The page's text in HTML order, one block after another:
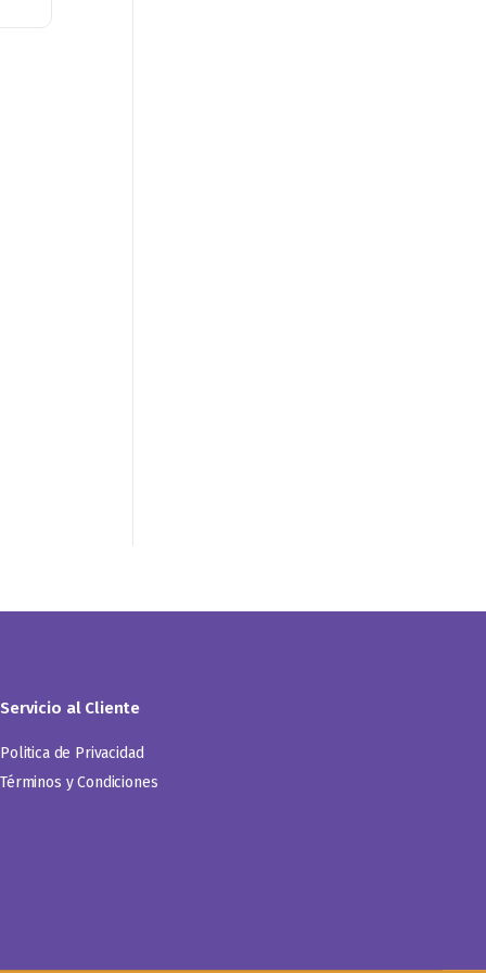
Servicio al Cliente
Politica de Privacidad
Términos y Condiciones